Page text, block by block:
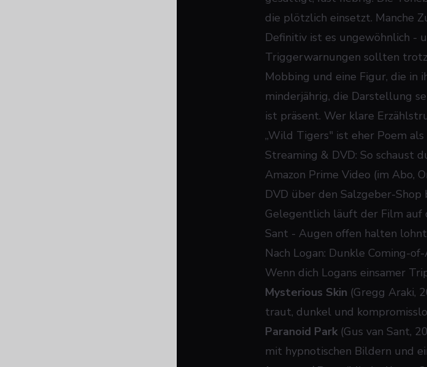
die plötzlich einsetzt. Manche
Definitiv ist es ungewöhnlich -
Triggerwarnungen sollten
Mobbing und eine Figur, die in
minderjährig, die Darstellung
ist präsent. Wer klare
„Wild Tigers" ist eher Poem
Streaming & DVD: So schaust
Amazon Prime Video (im Abo,
DVD über den Salzgeber-
Gelegentlich läuft der Film auf
Sant - Augen offen halten lohnt
Nach Logan: Dunkle Coming-
Wenn dich Logans einsamer
Mysterious Skin (Gregg Araki,
traut, dunkel und
Paranoid Park (Gus van Sant,
mit hypnotischen Bildern und